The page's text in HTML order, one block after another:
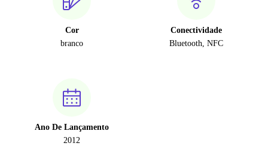
Cor
branco
Conectividade
Bluetooth, NFC
Ano De Lançamento
2012